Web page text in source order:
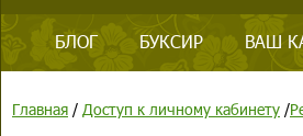
БЛОГ БУКСИР ВАШ
Главная / Доступ к личному кабинету /